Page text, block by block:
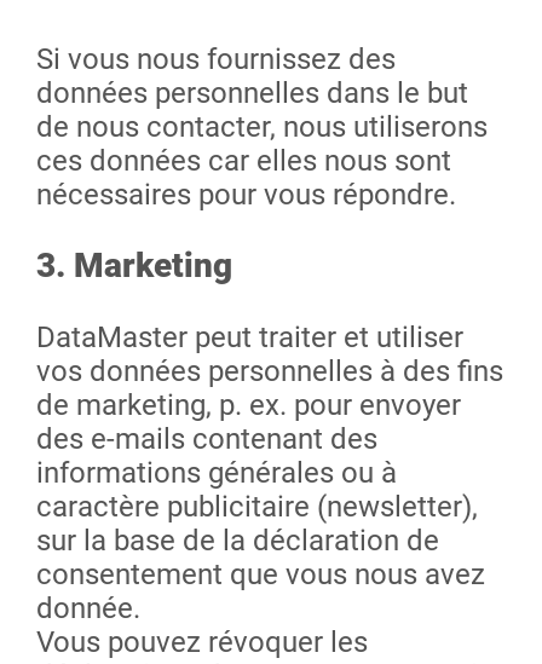
Si vous nous fournissez des
données personnelles dans le but
de nous contacter, nous utiliserons
ces données car elles nous sont
nécessaires pour vous répondre.
3. Marketing
DataMaster peut traiter et utiliser
vos données personnelles à des fins
de marketing, p. ex. pour envoyer
des e-mails contenant des
informations générales ou à
caractère publicitaire (newsletter),
sur la base de la déclaration de
consentement que vous nous avez
donnée.
Vous pouvez révoquer les